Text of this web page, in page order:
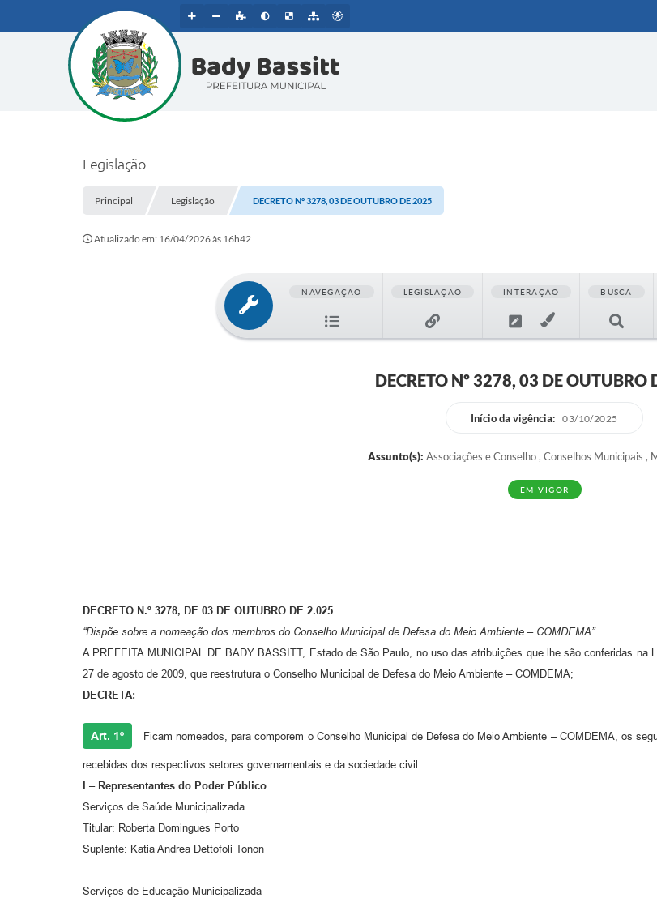
Legislação
Principal Legislação DECRETO Nº 3278, 03 DE OUTUBRO DE 2025
Atualizado em: 16/04/2026 às 16h42
NAVEGAÇÃO LEGISLAÇÃO INTERAÇÃO BUSCA
DECRETO Nº 3278, 03 DE OUTUBRO
Início da vigência: 03/10/2025
Assunto(s): Associações e Conselho , Conselhos Municipais ,
EM VIGOR
DECRETO N.º 3278, DE 03 DE OUTUBRO DE 2.025
“Dispõe sobre a nomeação dos membros do Conselho Municipal de Defesa do Meio Ambiente – COMDEMA”.
A PREFEITA MUNICIPAL DE BADY BASSITT, Estado de São Paulo, no uso das atribuições que lhe são conferidas
27 de agosto de 2009, que reestrutura o Conselho Municipal de Defesa do Meio Ambiente – COMDEMA;
DECRETA:
Art. 1º Ficam nomeados, para comporem o Conselho Municipal de Defesa do Meio Ambiente – COMDEMA, os
recebidas dos respectivos setores governamentais e da sociedade civil:
I – Representantes do Poder Público
Serviços de Saúde Municipalizada
Titular: Roberta Domingues Porto
Suplente: Katia Andrea Dettofoli Tonon
Serviços de Educação Municipalizada